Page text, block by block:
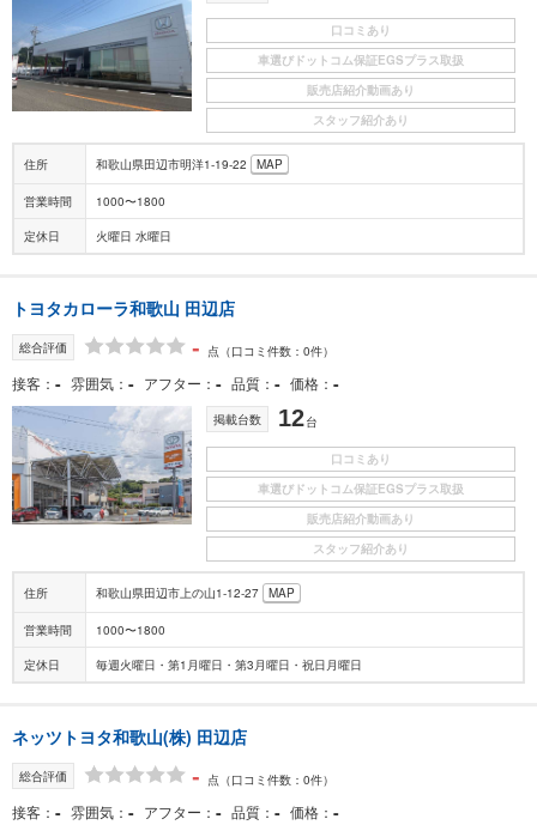
口コミあり
車選びドットコム保証EGSプラス取扱
販売店紹介動画あり
スタッフ紹介あり
住所 和歌山県田辺市明洋1-19-22 MAP
営業時間 1000〜1800
定休日 火曜日 水曜日
トヨタカローラ和歌山 田辺店
総合評価 - 点 （口コミ件数：0件）
接客 - 雰囲気 - アフター - 品質 - 価格 -
掲載台数 12台
口コミあり
車選びドットコム保証EGSプラス取扱
販売店紹介動画あり
スタッフ紹介あり
住所 和歌山県田辺市上の山1-12-27 MAP
営業時間 1000〜1800
定休日 毎週火曜日・第1月曜日・第3月曜日・祝日月曜日
ネッツトヨタ和歌山(株) 田辺店
総合評価 - 点 （口コミ件数：0件）
接客 - 雰囲気 - アフター - 品質 - 価格 -